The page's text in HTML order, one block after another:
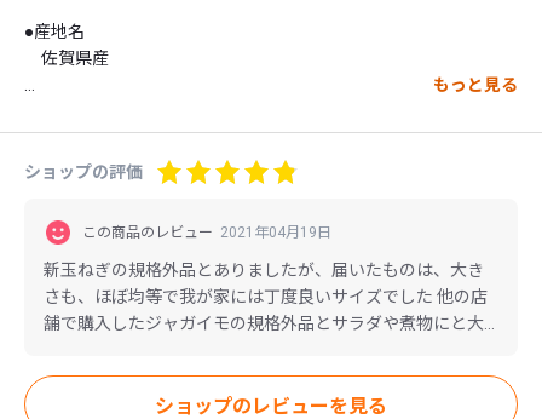
●産地名
佐賀県産
1ケース約10kg
規格外品のため大小混み、変形・傷有り、貯蔵より茶色い皮の
部分にのみ発生する黒カビ病が入ったものも有り。
●保存方法
生鮮食品であるため、到着後はすぐに開封し、日の当たらない
●配送・梱包
もっと見る
ショップの評価
この商品のレビュー 2021年04月19日
新玉ねぎの規格外品とありましたが、届いたものは、大き
さも、ほぼ均等で我が家には丁度良いサイズでした 他の店
舗で購入したジャガイモの規格外品とサラダや煮物にと大
為、お裾分けなど、毎日が新玉ねぎ三昧でしたが、旬のも
のを安く購入でき良かったです。美味しく育てて下さった
ショップのレビューを見る